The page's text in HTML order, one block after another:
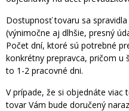
Dostupnosť tovaru sa
(výnimočne aj dlhšie, presný
Počet dní, ktoré sú potrebné
konkrétny prepravca, pričom u
to 1-2 pracovné dni.
V prípade, že si objednáte
tovar Vám bude doručený